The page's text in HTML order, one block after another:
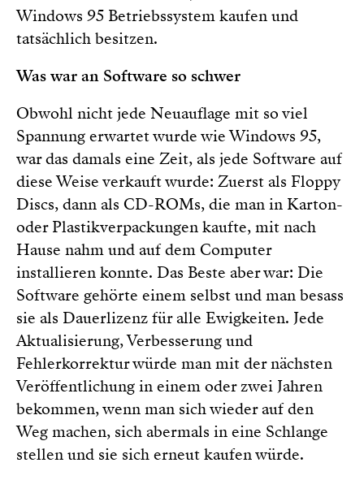
Windows 95 Betriebssystem kaufen und
tatsächlich besitzen.
Was war an Software so schwer
Obwohl nicht jede Neuauflage mit so viel
Spannung erwartet wurde wie Windows 95,
war das damals eine Zeit, als jede Software auf
diese Weise verkauft wurde: Zuerst als Floppy
Discs, dann als CD-ROMs, die man in Karton-
oder Plastikverpackungen kaufte, mit nach
Hause nahm und auf dem Computer
installieren konnte. Das Beste aber war: Die
Software gehörte einem selbst und man besass
sie als Dauerlizenz für alle Ewigkeiten. Jede
Aktualisierung, Verbesserung und
Fehlerkorrektur würde man mit der nächsten
Veröffentlichung in einem oder zwei Jahren
bekommen, wenn man sich wieder auf den
Weg machen, sich abermals in eine Schlange
stellen und sie sich erneut kaufen würde.